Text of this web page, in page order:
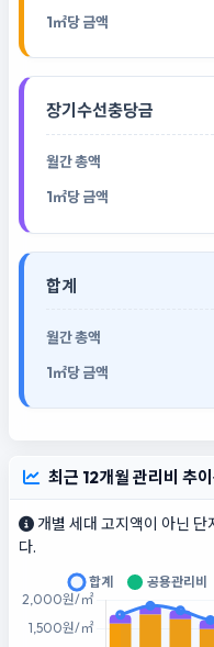
장기수선충당금
합계
최근 12개월 관리비 추
개별 세대 고지액이 아닌
다.